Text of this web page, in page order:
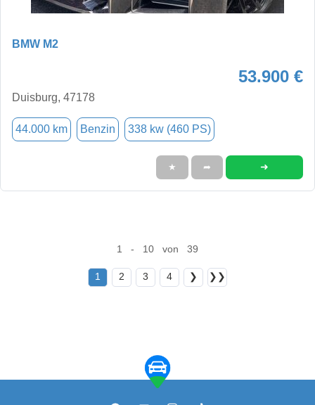
BMW M2
53.900 €
Duisburg, 47178
44.000 km Benzin 338 kw (460 PS)
★ ➦ ➜
1 - 10 von 39
1 2 3 4 ❯ ❯❯